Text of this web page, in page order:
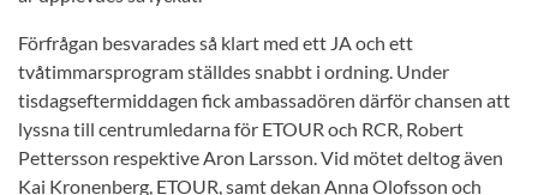
Förfrågan besvarades så klart med ett JA och ett
tvåtimmarsprogram ställdes snabbt i ordning. Under
tisdagseftermiddagen fick ambassadören därför chansen att
lyssna till centrumledarna för ETOUR och RCR, Robert
Pettersson respektive Aron Larsson. Vid mötet deltog även
Kai Kronenberg, ETOUR, samt dekan Anna Olofsson och